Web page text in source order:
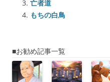
亡者道
もちの白鳥
■お勧め記事一覧